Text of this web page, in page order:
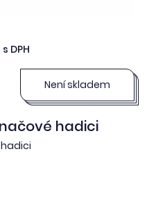
s DPH
Není skladem
hadici